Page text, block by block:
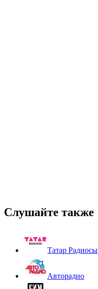
Слушайте также
Татар Радиосы
Авторадио